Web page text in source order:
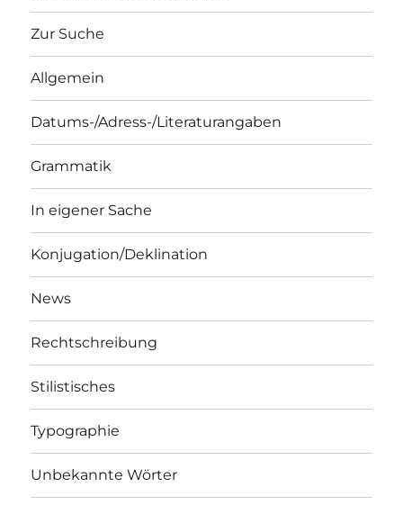
Zur Suche
Allgemein
Datums-/Adress-/Literaturangaben
Grammatik
In eigener Sache
Konjugation/Deklination
News
Rechtschreibung
Stilistisches
Typographie
Unbekannte Wörter